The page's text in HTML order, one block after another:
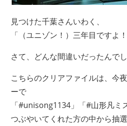
見つけた千葉さんいわく、
「（ユニゾン！）三年目ですよ
さて、どんな間違いだったんで
こちらのクリアファイルは、今
ーで
「#unisong1134」「#山形凡ミ
つぶやいてくれた方の中から抽